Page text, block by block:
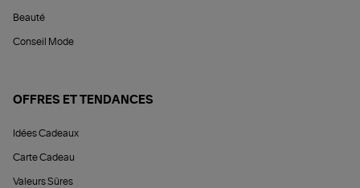
Beauté
Conseil Mode
OFFRES ET TENDANCES
Idées Cadeaux
Carte Cadeau
Valeurs Sûres